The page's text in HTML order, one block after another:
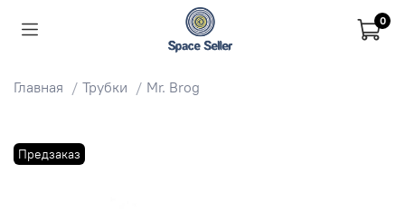
0
Главная Трубки Mr. Brog
Предзаказ